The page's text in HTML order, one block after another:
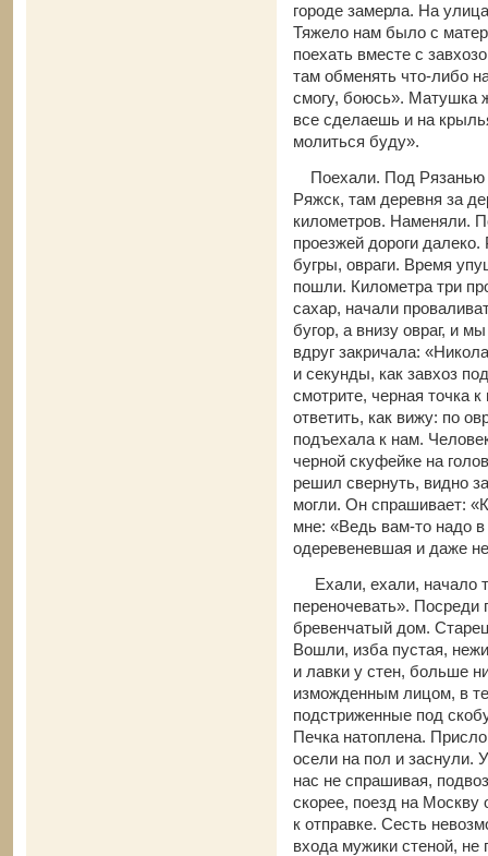
городе замерла. На
Тяжело нам было с
поехать вместе с
там обменять что-либо
смогу, боюсь». Матушка
все сделаешь и на
молиться буду».
Поехали. Под Рязанью
Ряжск, там деревня за
километров. Наменяли.
проезжей дороги
бугры, овраги. Время
пошли. Километра три
сахар, начали
бугор, а внизу овраг, и
вдруг закричала:
и секунды, как завхоз
смотрите, черная точка
ответить, как вижу: по
подъехала к нам.
черной скуфейке на
решил свернуть, видно
могли. Он спрашивает:
мне: «Ведь вам-то надо
одеревеневшая и даже
Ехали, ехали, начало
переночевать». Посреди
бревенчатый дом.
Вошли, изба пустая,
и лавки у стен, больше
изможденным лицом, в
подстриженные под
Печка натоплена.
осели на пол и заснули.
нас не спрашивая,
скорее, поезд на
к отправке. Сесть
входа мужики стеной, не